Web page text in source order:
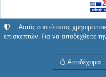
Με τη
Αυτός ο ιστότοπος
επισκεπτών. Για να αποδεχθείτε
Αποδέχομαι